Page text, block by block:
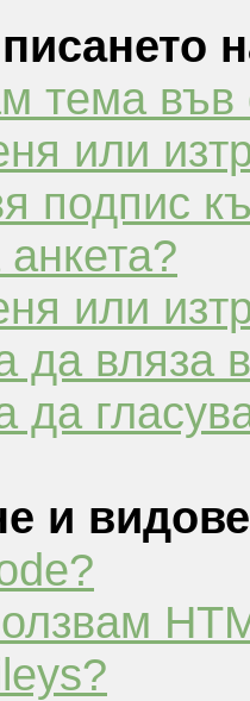
тема
или
подпис
или
да вляза
да
и